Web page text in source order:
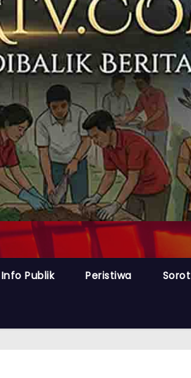
Info Publik Peristiwa Sorot